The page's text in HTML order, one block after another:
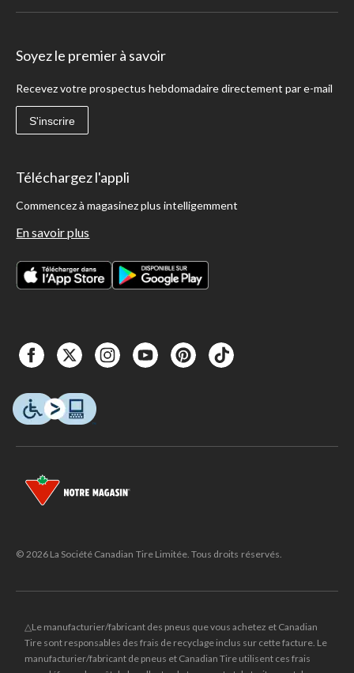
Soyez le premier à savoir
Recevez votre prospectus hebdomadaire directement par e-mail
S'inscrire
Téléchargez l'appli
Commencez à magasinez plus intelligemment
En savoir plus
© 2026 La Société Canadian Tire Limitée. Tous droits réservés.
△Le manufacturier/fabricant des pneus que vous achetez et Canadian
Tire sont responsables des frais de recyclage inclus sur cette facture. Le
manufacturier/fabricant de pneus et Canadian Tire utilisent ces frais